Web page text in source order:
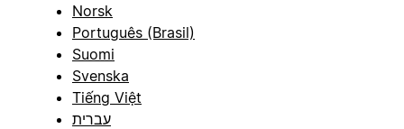
Norsk
Português (Brasil)
Suomi
Svenska
Tiếng Việt
עברית